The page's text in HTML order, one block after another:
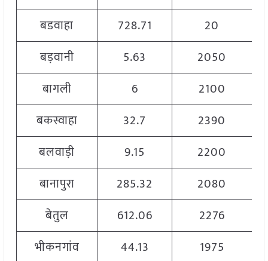
बडवाहा
728.71
20
बड़वानी
5.63
2050
बागली
6
2100
बकस्वाहा
32.7
2390
बलवाड़ी
9.15
2200
बानापुरा
285.32
2080
बेतुल
612.06
2276
भीकनगांव
44.13
1975